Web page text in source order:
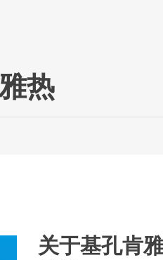
热
关于基孔肯